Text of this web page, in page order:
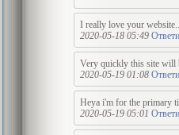
I really love your
2020-05-18 05:49
Very quickly this site will
2020-05-19 01:08
Heya i'm for the primary
2020-05-19 05:01